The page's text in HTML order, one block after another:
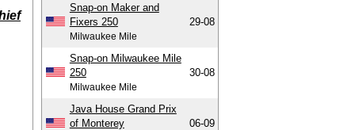
Snap-on Maker and
Fixers 250
Milwaukee Mile
29-08
Snap-on Milwaukee Mile
250
Milwaukee Mile
30-08
Java House Grand Prix
of Monterey
06-09